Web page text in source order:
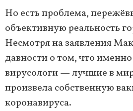
Но есть проблема,
объективную реальность
Несмотря на заявления
давности о том, что
вирусологи — лучшие в
произвела собственную
коронавируса.